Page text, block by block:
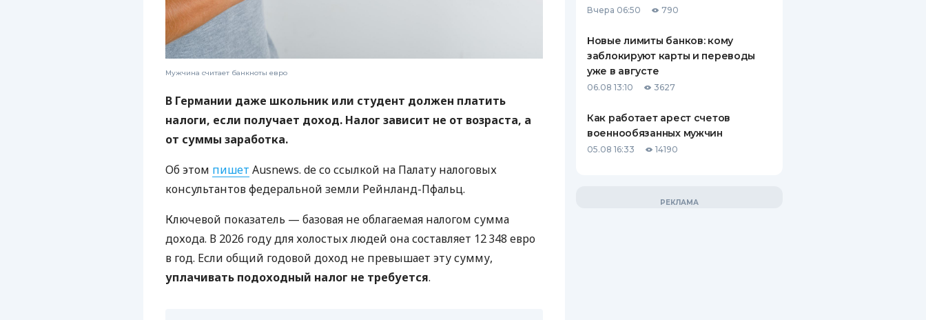
Мужчина считает банкноты евро
В Германии даже школьник или студент должен платить
налоги, если получает доход. Налог зависит не от возраста, а
от суммы заработка.
Об этом пишет Ausnews. de со ссылкой на Палату налоговых
консультантов федеральной земли Рейнланд-Пфальц.
Ключевой показатель — базовая не облагаемая налогом сумма
дохода. В 2026 году для холостых людей она составляет 12 348 евро
в год. Если общий годовой доход не превышает эту сумму,
уплачивать подоходный налог не требуется.
Вчера 06:50 790
Новые лимиты банков: кому
заблокируют карты и переводы
уже в августе
06.08 13:10 3627
Как работает арест счетов
военнообязанных мужчин
05.08 16:33 14190